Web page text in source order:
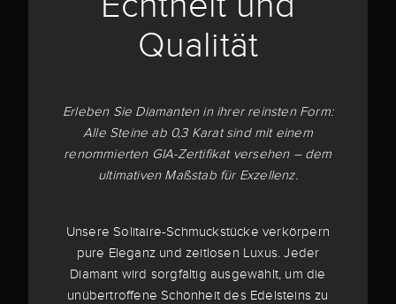
Qualität
Erleben Sie Diamanten in ihrer reinsten Form:
Alle Steine ab 0,3 Karat sind mit einem
renommierten GIA-Zertifikat versehen – dem
ultimativen Maßstab für Exzellenz.
Unsere Solitaire-Schmuckstücke verkörpern
pure Eleganz und zeitlosen Luxus. Jeder
Diamant wird sorgfältig ausgewählt, um die
unübertroffene Schönheit des Edelsteins zu